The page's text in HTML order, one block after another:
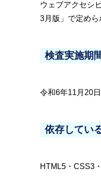
ウェブアクセシ
3月版」で定め
検査実施期
令和6年11月20
依存してい
HTML5・CSS3